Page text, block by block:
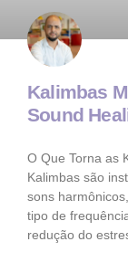
Kalimbas
Sound
O Que Torna as
Kalimbas são
sons
tipo de
redução do